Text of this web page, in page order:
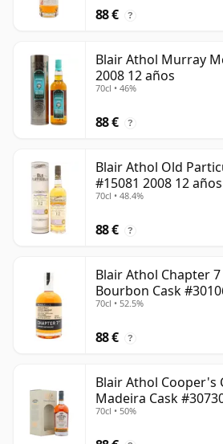
88 € ?
Blair Athol Murray
2008 12 años
70cl • 46%
88 € ?
Blair Athol Old
#15081 2008 12 años
70cl • 48.4%
88 € ?
Blair Athol Chapter 7
Bourbon Cask
70cl • 52.5%
88 € ?
Blair Athol Cooper's
Madeira Cask
70cl • 50%